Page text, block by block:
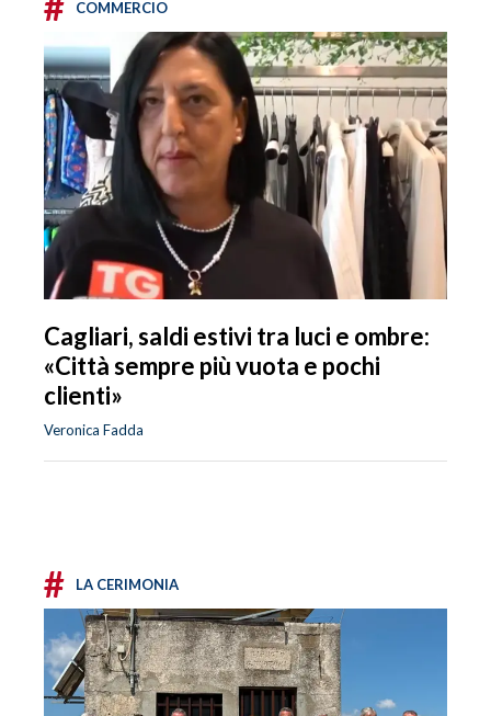
COMMERCIO
Cagliari, saldi estivi tra luci e ombre:
«Città sempre più vuota e pochi
clienti»
Veronica Fadda
# LA CERIMONIA